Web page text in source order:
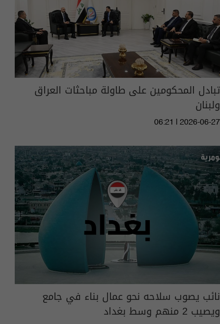
تبادل المحكومين على طاولة مباحثات العراق
ولبنان
06:21 | 2026-06-27
نائب يصوب سلاحه نحو عمال بناء في جامع
ويصيب 2 منهم وسط بغداد